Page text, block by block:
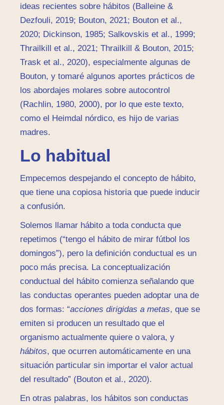
ideas recientes sobre hábitos (Balleine &
Dezfouli, 2019; Bouton, 2021; Bouton et al.,
2020; Dickinson, 1985; Salkovskis et al., 1999;
Thrailkill et al., 2021; Thrailkill & Bouton, 2015;
Trask et al., 2020), especialmente algunas de
Bouton, y tomaré algunos aportes prácticos de
los abordajes molares sobre autocontrol
(Rachlin, 1980, 2000), por lo que este texto,
como el Heimdal nórdico, es hijo de varias
madres.
Lo habitual
Empecemos despejando el concepto de hábito,
que tiene una copiosa historia que puede inducir
a confusión.
Solemos llamar hábito a toda conducta que
repetimos (“tengo el hábito de mirar fútbol los
domingos”), pero la definición conductual es un
poco más precisa. La conceptualización
conductual del hábito comienza señalando que
las conductas operantes pueden adoptar una de
dos formas: “acciones dirigidas a metas, que se
emiten si producen un resultado que el
organismo actualmente quiere o valora, y
hábitos, que ocurren automáticamente en una
situación particular sin importar el valor actual
del resultado” (Bouton et al., 2020).
En otras palabras, los hábitos son conductas